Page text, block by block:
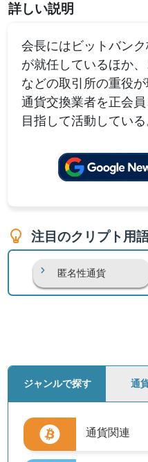
詳しい説明
会長にはビットバン
が就任しているほか
などの取引所の重役
通貨交換業者を正会
目指して活動している
注目のクリプト用
匿名性通貨
ジャンルで探す 通
通貨関連